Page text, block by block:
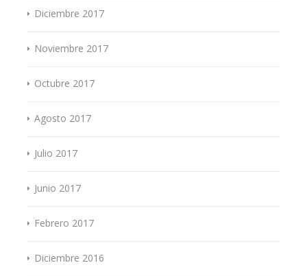
Diciembre 2017
Noviembre 2017
Octubre 2017
Agosto 2017
Julio 2017
Junio 2017
Febrero 2017
Diciembre 2016